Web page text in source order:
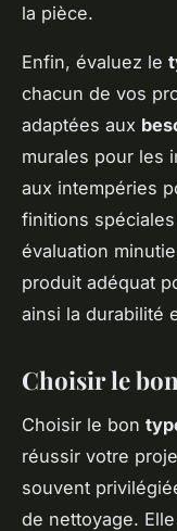
la pièce.
Enfin, évaluez le
chacun de vos
adaptées aux
murales pour les
aux intempéries
finitions
évaluation
produit adéquat
ainsi la durabilité
Choisir le
Choisir le bon
réussir votre
souvent
de nettoyage.